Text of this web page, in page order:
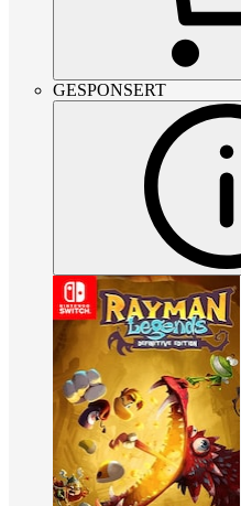
GESPONSERT